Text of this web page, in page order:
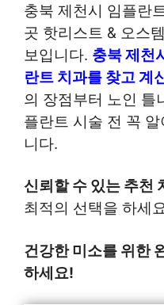
충북 제천시 임플란
곳 핫리스트 & 오스
보입니다. 충북 제천
란트 치과를 찾고 계
의 장점부터 노인 틀
플란트 시술 전 꼭
니다.
신뢰할 수 있는 추천
최적의 선택을 하세
건강한 미소를 위한
하세요!